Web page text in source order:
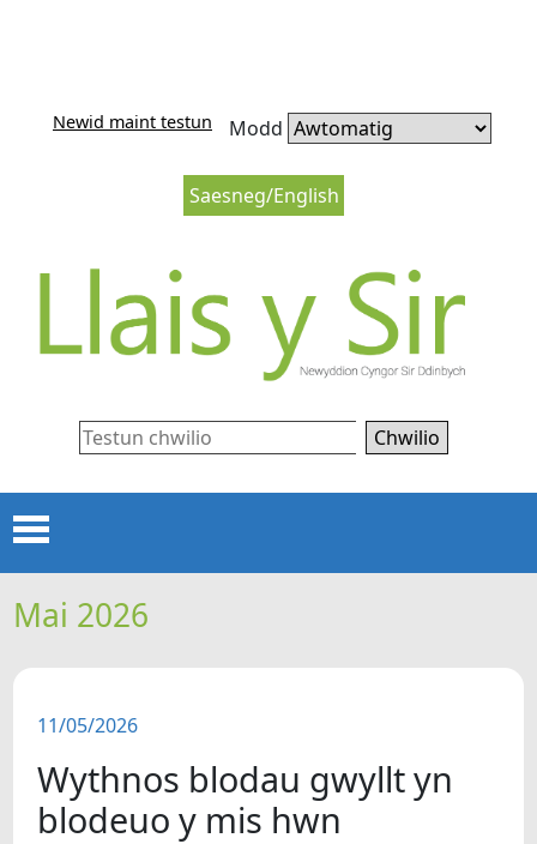
Saesneg/English
Newid maint testun Modd
Chwilio
CARTREF
ERTHYGLAU
CIPOLWG
Mai 2026
11/05/2026
Wythnos blodau gwyllt yn
blodeuo y mis hwn